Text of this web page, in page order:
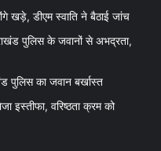
खड़े, डीएम स्वाति ने बैठाई जांच
पुलिस के जवानों से अभद्रता,
पुलिस का जवान बर्खास्त
इस्तीफा, वरिष्ठता क्रम को